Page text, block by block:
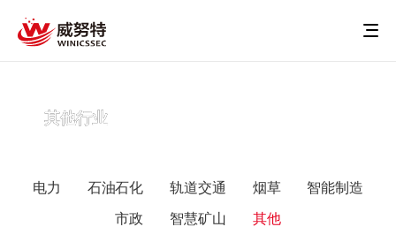
其他行业
电力 石油石化 轨道交通 烟草 智能制造
市政 智慧矿山 其他